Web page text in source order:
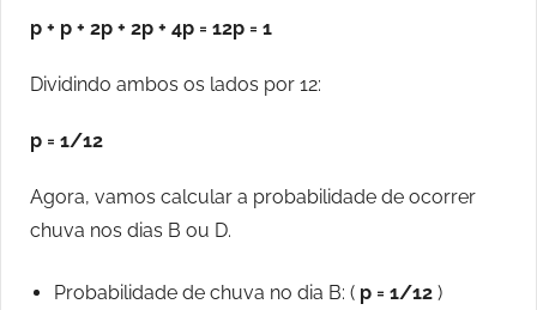
p + p + 2p + 2p + 4p = 12p = 1
Dividindo ambos os lados por 12:
p = 1/12
Agora, vamos calcular a probabilidade de ocorrer
chuva nos dias B ou D.
Probabilidade de chuva no dia B: ( p = 1/12 )